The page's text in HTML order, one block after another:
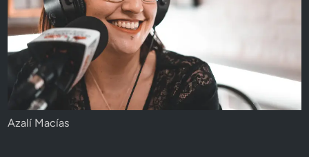
Azalí Macías